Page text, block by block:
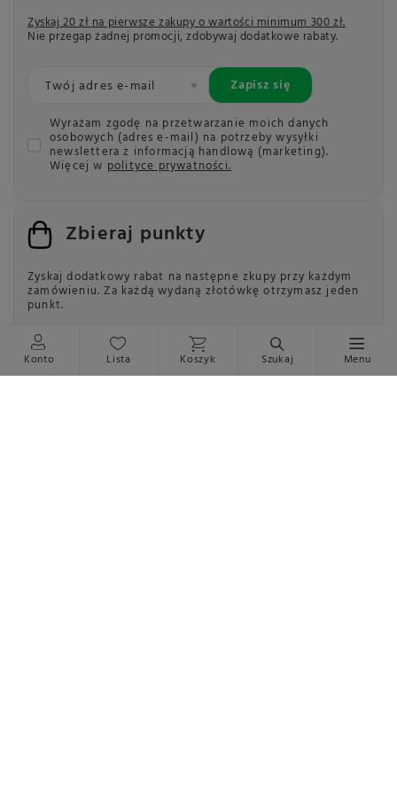
Zyskaj 20 zł na pierwsze zakupy o wartości minimum 300 zł.
Nie przegap żadnej promocji, zdobywaj dodatkowe rabaty.
Twój adres e-mail Zapisz się
Wyrażam zgodę na przetwarzanie moich danych
osobowych (adres e-mail) na potrzeby wysyłki
newslettera z informacją handlową (marketing).
Więcej w polityce prywatności.
Zbieraj punkty
Zyskaj dodatkowy rabat na następne zkupy przy każdym
zamówieniu. Za każdą wydaną złotówkę otrzymasz jeden
punkt.
Przejrzyste zasady
1zł = 1pkt
Przeczytaj więcej
Konto Lista Koszyk Szukaj Menu